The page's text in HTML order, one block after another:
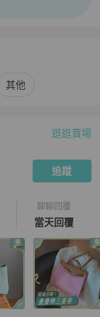
其他
逛逛賣場
追蹤
聊聊回覆
當天回覆